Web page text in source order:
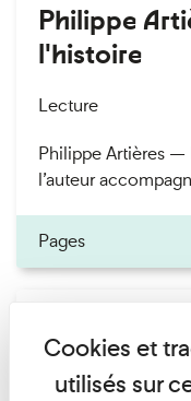
Philippe
l'histoire
Lecture
Philippe Artières —
l’auteur
Pages
Fanny
Invités de